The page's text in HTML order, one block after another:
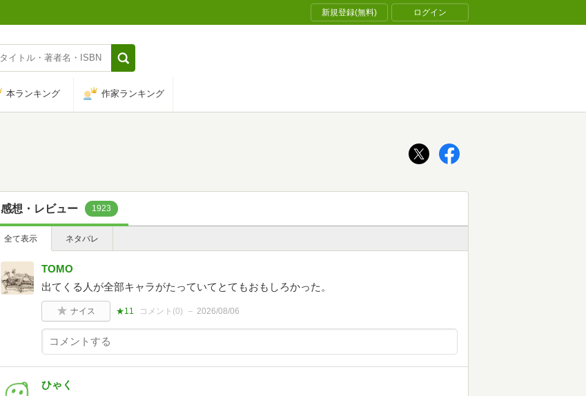
新規登録(無料) ログイン
本ランキング 作家ランキング
感想・レビュー 1923
全て表示 ネタバレ
TOMO
出てくる人が全部キャラがたっていてとてもおもしろかった。
ナイス ★11 コメント(0) 2026/08/06
ひゃく